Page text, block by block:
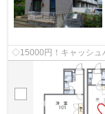
◇15000円！キャッシュ